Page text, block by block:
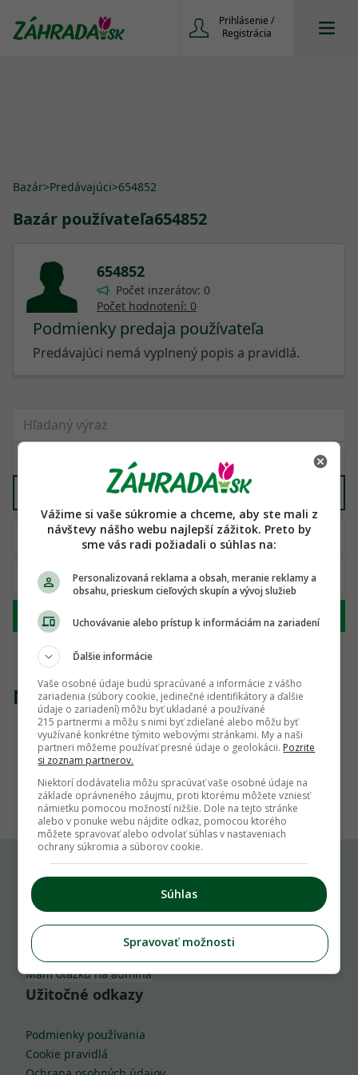
Prihlásenie /
Registrácia
Bazár>Predávajúci>654852
Bazár používateľa654852
654852
Počet inzerátov: 0
Počet hodnotení: 0
Podmienky predaja používateľa
Predávajúci nemá vyplnený popis a pravidlá.
Domáca výroba
Hľadať
Nenašli sme žiadny produkt
1
Komu môžeš napísať
info@zahrada.sk
Nahlás chybu
Mám otázku na admina
Užitočné odkazy
Podmienky používania
Cookie pravidlá
Vážime si vaše súkromie a chceme, aby ste mali z
návštevy nášho webu najlepší zážitok. Preto by
sme vás radi požiadali o súhlas na:
Personalizovaná reklama a obsah, meranie reklamy a
obsahu, prieskum cieľových skupín a vývoj služieb
Uchovávanie alebo prístup k informáciám na zariadení
Ďalšie informácie
Vaše osobné údaje budú spracúvané a informácie z vášho
zariadenia (súbory cookie, jedinečné identifikátory a ďalšie
údaje o zariadení) môžu byť ukladané a používané
215 partnermi a môžu s nimi byť zdieľané alebo môžu byť
využívané konkrétne týmito webovými stránkami. My a naši
partneri môžeme používať presné údaje o geolokácii. Pozrite
si zoznam partnerov.
Niektorí dodávatelia môžu spracúvať vaše osobné údaje na
základe oprávneného záujmu, proti ktorému môžete vzniesť
námietku pomocou možností nižšie. Dole na tejto stránke
alebo v ponuke webu nájdite odkaz, pomocou ktorého
môžete spravovať alebo odvolať súhlas v nastaveniach
ochrany súkromia a súborov cookie.
Súhlas
Spravovať možnosti